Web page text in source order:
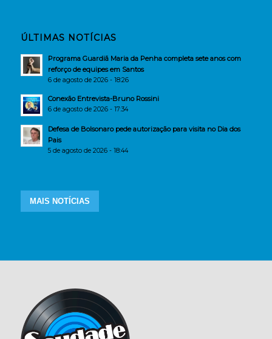
ÚLTIMAS NOTÍCIAS
Programa Guardiã Maria da Penha completa sete anos com
reforço de equipes em Santos
6 de agosto de 2026 - 18:26
Conexão Entrevista-Bruno Rossini
6 de agosto de 2026 - 17:34
Defesa de Bolsonaro pede autorização para visita no Dia dos
Pais
5 de agosto de 2026 - 18:44
MAIS NOTÍCIAS